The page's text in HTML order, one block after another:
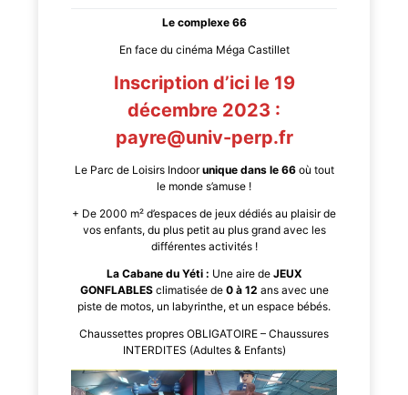
Le complexe 66
En face du cinéma Méga Castillet
Inscription d’ici le 19
décembre 2023 :
payre@univ-perp.fr
Le Parc de Loisirs Indoorunique dans le 66où tout
le monde s’amuse !
+ De 2000 m² d’espaces de jeux dédiés au plaisir de
vos enfants, du plus petit au plus grand avec les
différentes activités !
La Cabane du Yéti : Une aire de JEUX
GONFLABLESclimatisée de0 à 12 ans avec une
piste de motos, un labyrinthe, et un espace bébés.
Chaussettes propres OBLIGATOIRE – Chaussures
INTERDITES (Adultes & Enfants)